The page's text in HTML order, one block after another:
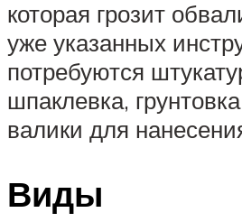
которая грозит
уже указанных
потребуются
шпаклевка,
валики для
Виды